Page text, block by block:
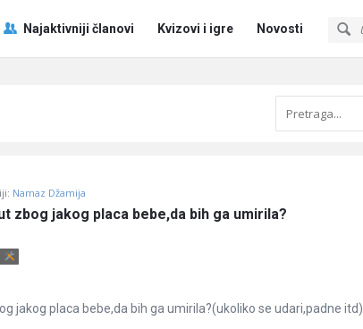
PitajNajaktivniji članovi Kvizovi i igre Novosti
Namaz Džamija
zbog jakog placa bebe,da bih ga umirila?
jakog placa bebe,da bih ga umirila?(ukoliko se udari,padne itd)